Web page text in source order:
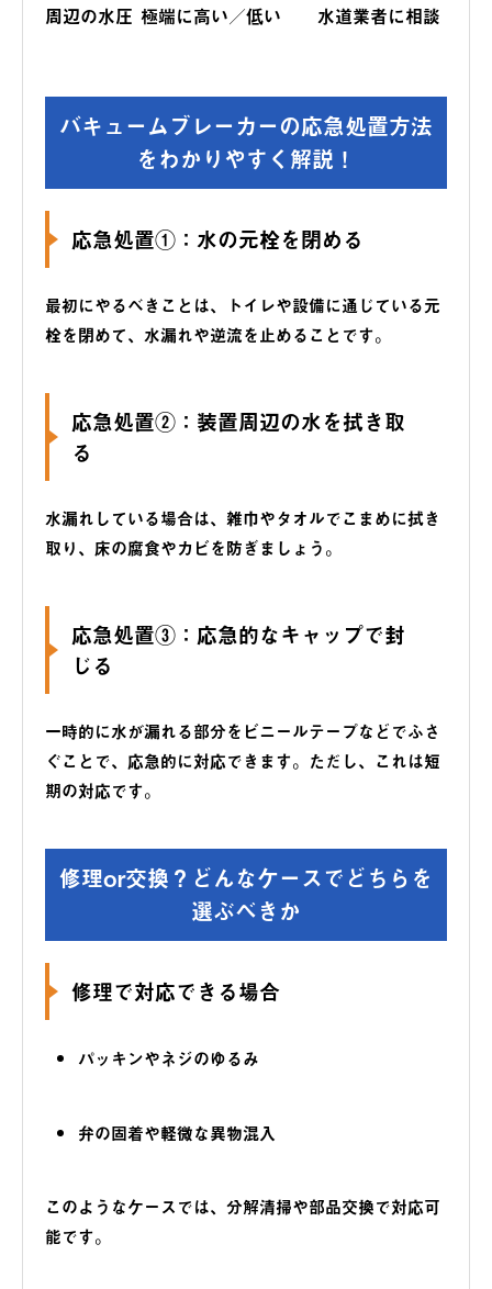
周辺の水圧 極端に高い／低い 水道業者に相談
バキュームブレーカーの応急処置方法
をわかりやすく解説！
応急処置①：水の元栓を閉める
最初にやるべきことは、トイレや設備に通じている元
栓を閉めて、水漏れや逆流を止めることです。
応急処置②：装置周辺の水を拭き取
る
水漏れしている場合は、雑巾やタオルでこまめに拭き
取り、床の腐食やカビを防ぎましょう。
応急処置③：応急的なキャップで封
じる
一時的に水が漏れる部分をビニールテープなどでふさ
ぐことで、応急的に対応できます。ただし、これは短
期の対応です。
修理or交換？どんなケースでどちらを
選ぶべきか
修理で対応できる場合
パッキンやネジのゆるみ
弁の固着や軽微な異物混入
このようなケースでは、分解清掃や部品交換で対応可
能です。